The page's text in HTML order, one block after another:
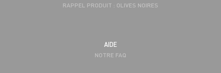
RAPPEL PRODUIT : OLIVES NOIRES
AIDE
NOTRE FAQ